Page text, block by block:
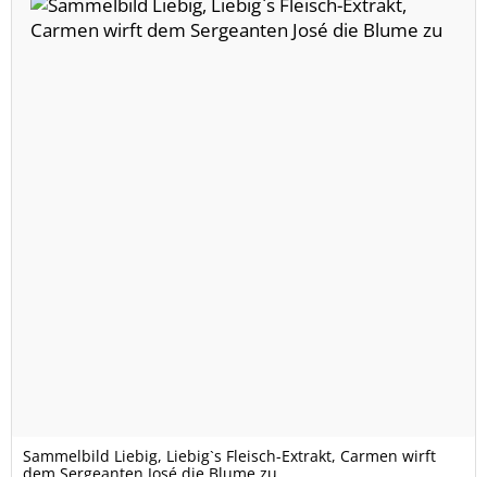
Sammelbild Liebig, Liebig`s Fleisch-Extrakt, Carmen wirft